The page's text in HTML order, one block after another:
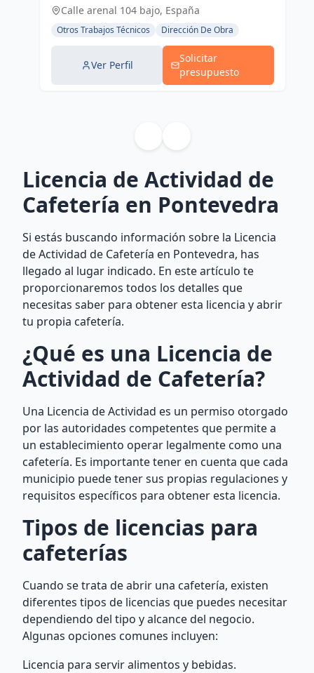
mundo conectado. Soluciones
integrales, calidad y experiencia
en Vigo y Pontevedra.
Calle arenal 104 bajo, España
Otros Trabajos Técnicos Dirección De Obra
Ver Perfil
Solicitar
presupuesto
Licencia de Actividad de
Cafetería en Pontevedra
Si estás buscando información sobre la Licencia
de Actividad de Cafetería en Pontevedra, has
llegado al lugar indicado. En este artículo te
proporcionaremos todos los detalles que
necesitas saber para obtener esta licencia y abrir
tu propia cafetería.
¿Qué es una Licencia de
Actividad de Cafetería?
Una Licencia de Actividad es un permiso otorgado
por las autoridades competentes que permite a
un establecimiento operar legalmente como una
cafetería. Es importante tener en cuenta que cada
municipio puede tener sus propias regulaciones y
requisitos específicos para obtener esta licencia.
Tipos de licencias para
cafeterías
Cuando se trata de abrir una cafetería, existen
diferentes tipos de licencias que puedes necesitar
dependiendo del tipo y alcance del negocio.
Algunas opciones comunes incluyen:
Licencia para servir alimentos y bebidas.